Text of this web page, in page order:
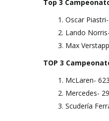
Top 3
Oscar
Lando
Max
TOP 3
McLaren-
Mercedes-
Scudería